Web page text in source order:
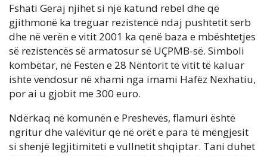
Fshati Geraj njihet si një katund rebel dhe që
gjithmonë ka treguar rezistencë ndaj pushtetit serb
dhe në verën e vitit 2001 ka qenë baza e mbështetjes
së rezistencës së armatosur së UÇPMB-së. Simboli
kombëtar, në Festën e 28 Nëntorit të vitit të kaluar
ishte vendosur në xhami nga imami Hafëz Nexhatiu,
por ai u gjobit me 300 euro.
Ndërkaq në komunën e Preshevës, flamuri është
ngritur dhe valëvitur që në orët e para të mëngjesit
si shenjë legjitimiteti e vullnetit shqiptar. Tani duhet